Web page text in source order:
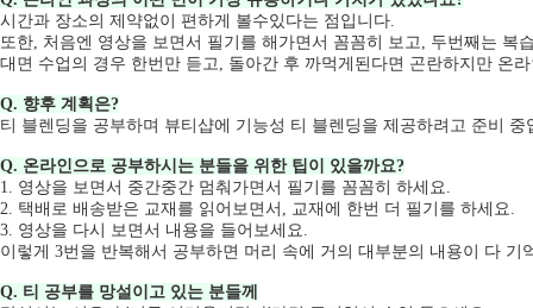
시간과 장소의 제약없이 편하게 볼수있다는 점입니다.
또한, 처음엔 영상을 보면서 필기를 해가면서 꼼꼼히 보고, 두번째는 복
대면 수업의 경우 한번만 듣고, 돌아간 후 까먹게된다면 곤란하지만 온
Q. 향후 계획은?
티 블렌딩을 공부하며 뷰티샵에 기능성 티 블렌딩을 제공하려고 준비 중
Q. 온라인으로 공부하시는 분들을 위한 팁이 있을까요?
1. 영상을 보면서 중간중간 멈춰가면서 필기를 꼼꼼히 하세요.
2. 택배로 배송받은 교재를 읽어보면서, 교재에 한번 더 필기를 하세요.
3. 영상을 다시 보면서 내용을 들어보세요.
이렇게 3번을 반복해서 공부하면 머리 속에 거의 대부분의 내용이 다 기
Q. 티 공부를 망설이고 있는 분들께